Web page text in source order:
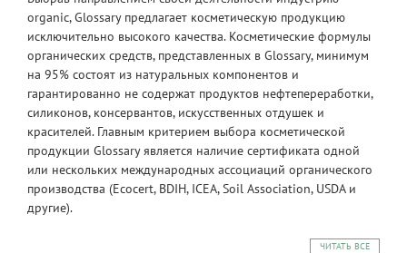
organic, Glossary предлагает косметическую продукцию
исключительно высокого качества. Косметические формулы
органических средств, представленных в Glossary, минимум
на 95% состоят из натуральных компонентов и
гарантированно не содержат продуктов нефтепереработки,
силиконов, консервантов, искусственных отдушек и
красителей. Главным критерием выбора косметической
продукции Glossary является наличие сертификата одной
или нескольких международных ассоциаций органического
производства (Ecocert, BDIH, ICEA, Soil Association, USDA и
другие).
ЧИТАТЬ ВСЕ